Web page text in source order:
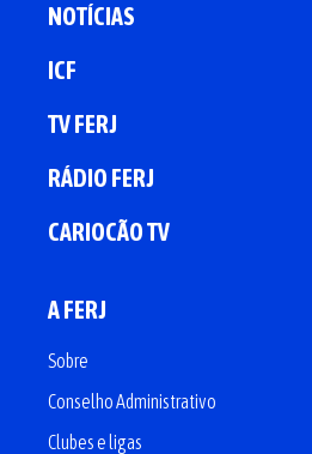
NOTÍCIAS
ICF
TV FERJ
RÁDIO FERJ
CARIOCÃO TV
A FERJ
Sobre
Conselho Administrativo
Clubes e ligas